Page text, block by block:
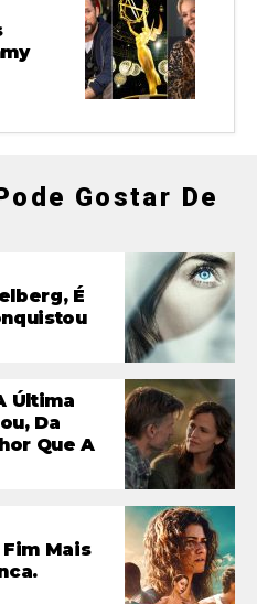
Gostar De
É
Última
Da
Que A
Mais